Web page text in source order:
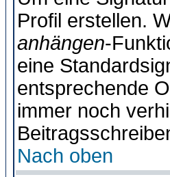
Profil erstellen.
anhängen-
eine
entsprechende
immer noch
Nach oben